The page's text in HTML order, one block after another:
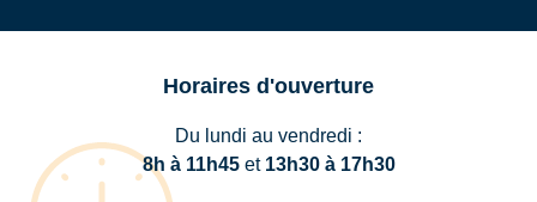
Horaires d'ouverture
Du lundi au vendredi :
8h à 11h45et 13h30 à 17h30